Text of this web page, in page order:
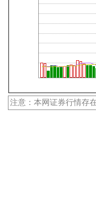
注意：本网证券行情存